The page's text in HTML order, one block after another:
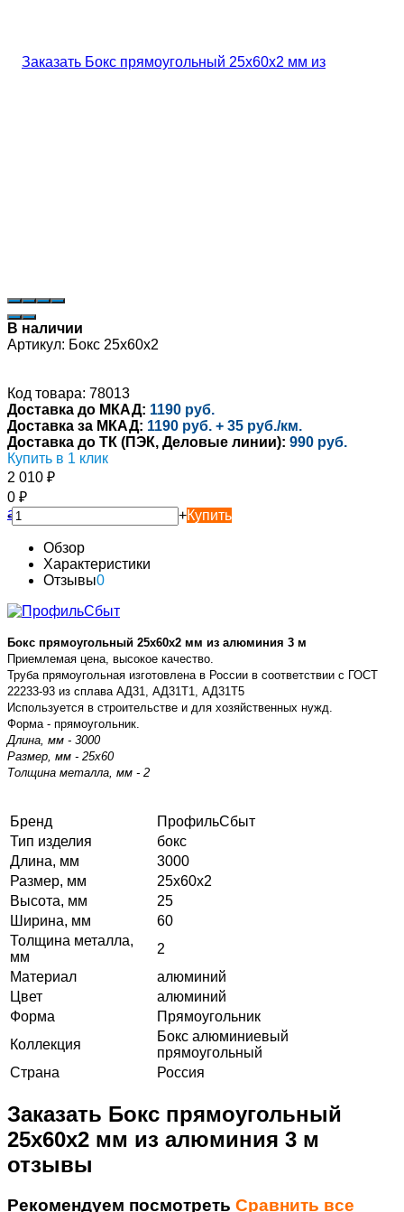
В наличии
Артикул: Бокс 25х60х2
Код товара: 78013
Доставка до МКАД: 1190 руб.
Доставка за МКАД: 1190 руб. + 35 руб./км.
Доставка до ТК (ПЭК, Деловые линии): 990 руб.
Купить в 1 клик
2 010 ₽
0 ₽
-
+Купить
Обзор
Характеристики
Отзывы0
Бокс прямоугольный 25х60х2 мм из алюминия 3 м
Приемлемая цена, высокое качество.
Труба прямоугольная изготовлена в России в соответствии с ГОСТ
22233-93 из сплава АД31, АД31Т1, АД31Т5
Используется в строительстве и для хозяйственных нужд.
Форма - прямоугольник.
Длина, мм - 3000
Размер, мм - 25х60
Толщина металла, мм - 2
Бренд
ПрофильСбыт
Тип изделия
бокс
Длина, мм
3000
Размер, мм
25х60х2
Высота, мм
25
Ширина, мм
60
Толщина металла,
мм
2
Материал
алюминий
Цвет
алюминий
Форма
Прямоугольник
Коллекция
Бокс алюминиевый
прямоугольный
Страна
Россия
Заказать Бокс прямоугольный
25х60х2 мм из алюминия 3 м
отзывы
Рекомендуем посмотреть Сравнить все